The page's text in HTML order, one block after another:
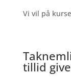
Vi vil på
tillid